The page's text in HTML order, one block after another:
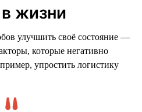
жизни
улучшить своё состояние —
которые негативно
упростить логистику